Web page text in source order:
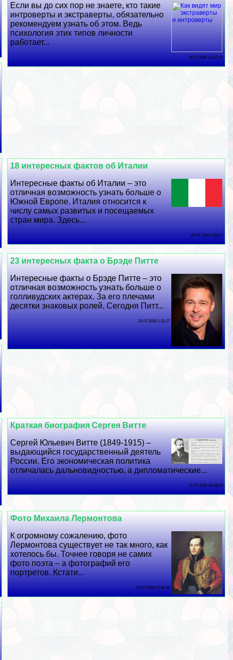
Если вы до сих пор не знаете, кто такие
интроверты и экстраверты, обязательно
рекомендуем узнать об этом. Ведь
психология этих типов личности
работает...
29 07 2026 14:47:10
18 интересных фактов об Италии
Интересные факты об Италии – это
отличная возможность узнать больше о
Южной Европе. Италия относится к
числу самых развитых и посещаемых
стран мира. Здесь...
26 07 2026 0:36:21
23 интересных факта о Брэде Питте
Интересные факты о Брэде Питте – это
отличная возможность узнать больше о
голливудских актерах. За его плечами
десятки знаковых ролей. Сегодня Питт...
24 07 2026 1:31:17
Краткая биография Сергея Витте
Сергeй Юльевич Витте (1849-1915) –
выдающийся государственный деятель
России. Его экономическая политика
отличалась дальновидностью, а дипломатические...
21 07 2026 18:28:50
Фото Михаила Лермонтова
К огромному сожалению, фото
Лермонтова существует не так много, как
хотелось бы. Точнее говоря не самих
фото поэта – а фотографий его
портретов. Кстати...
19 07 2026 17:36:56